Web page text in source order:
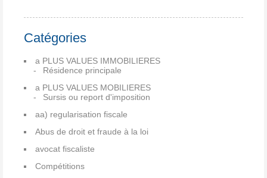
Catégories
a PLUS VALUES IMMOBILIERES
Résidence principale
a PLUS VALUES MOBILIERES
Sursis ou report d'imposition
aa) regularisation fiscale
Abus de droit et fraude à la loi
avocat fiscaliste
Compétitions